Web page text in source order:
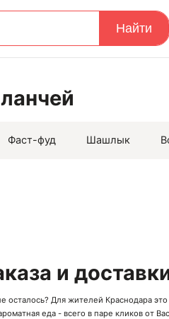
Фаст-фуд Шашлык
и
осталось? Для жителей Краснодара
еда - всего в паре кликов от